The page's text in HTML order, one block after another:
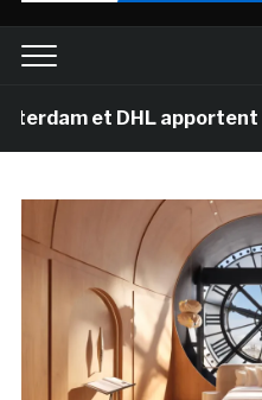
DHL apportent l’art